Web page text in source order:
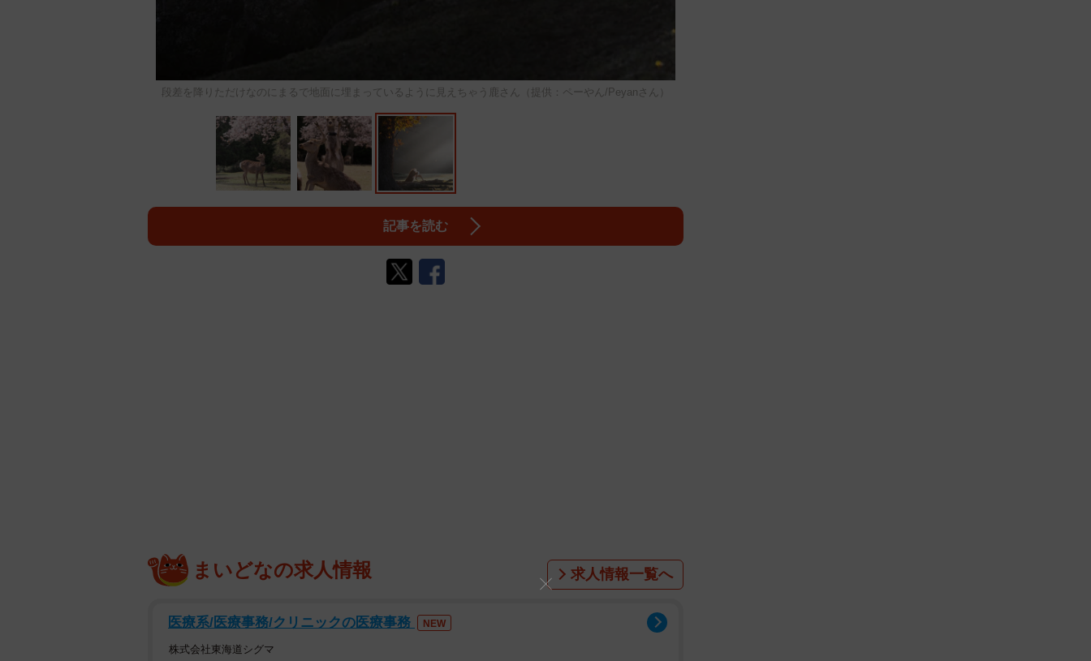
段差を降りただけなのにまるで地面に埋まっているように見えちゃう鹿さん（提供：ペーやん/Peyanさん）
記事を読む
まいどなの求人情報 求人情報一覧へ
医療系/医療事務/クリニックの医療事務 NEW
株式会社東海道シグマ